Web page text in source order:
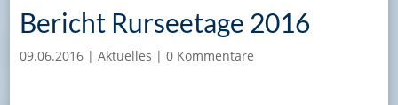
Bericht Rurseetage 2016
09.06.2016| Aktuelles | 0 Kommentare